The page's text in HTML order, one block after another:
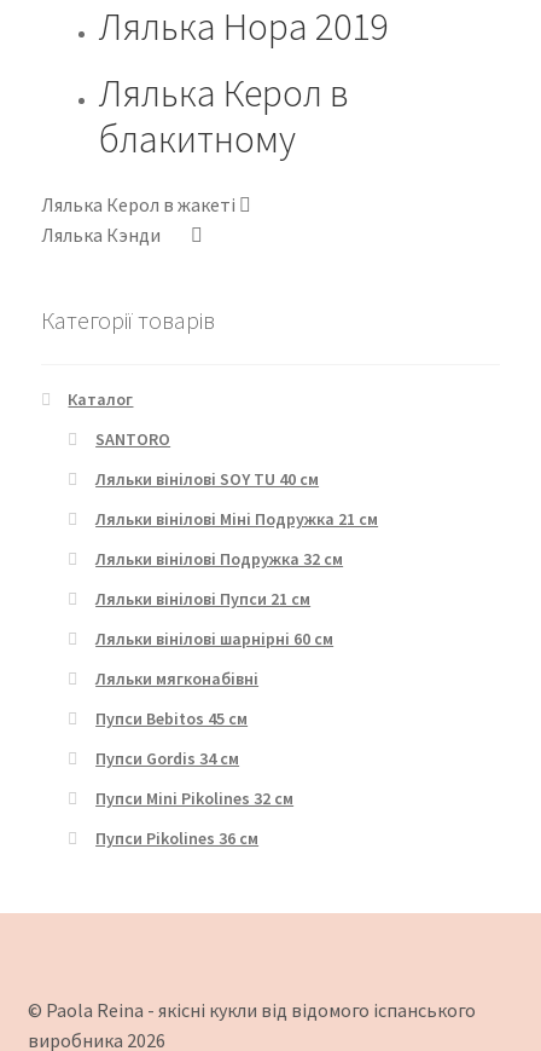
Лялька Нора 2019
Лялька Керол в
блакитному
Лялька Керол в жакеті
Лялька Кэнди
Категорії товарів
Каталог
SANTORO
Ляльки вінілові SOY TU 40 см
Ляльки вінілові Міні Подружка 21 см
Ляльки вінілові Подружка 32 см
Ляльки вінілові Пупси 21 см
Ляльки вінілові шарнірні 60 см
Ляльки мягконабівні
Пупси Bebitos 45 см
Пупси Gordis 34 см
Пупси Mini Pikolines 32 см
Пупси Pikolines 36 см
© Paola Reina - якісні кукли від відомого іспанського
виробника 2026